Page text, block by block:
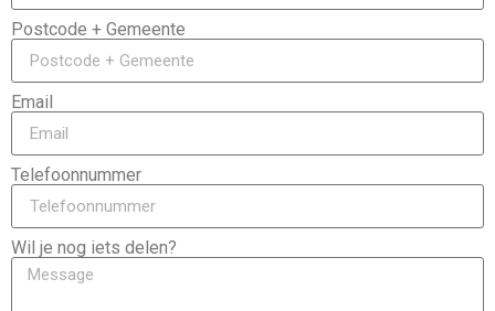
Postcode + Gemeente
Email
Telefoonnummer
Wil je nog iets delen?